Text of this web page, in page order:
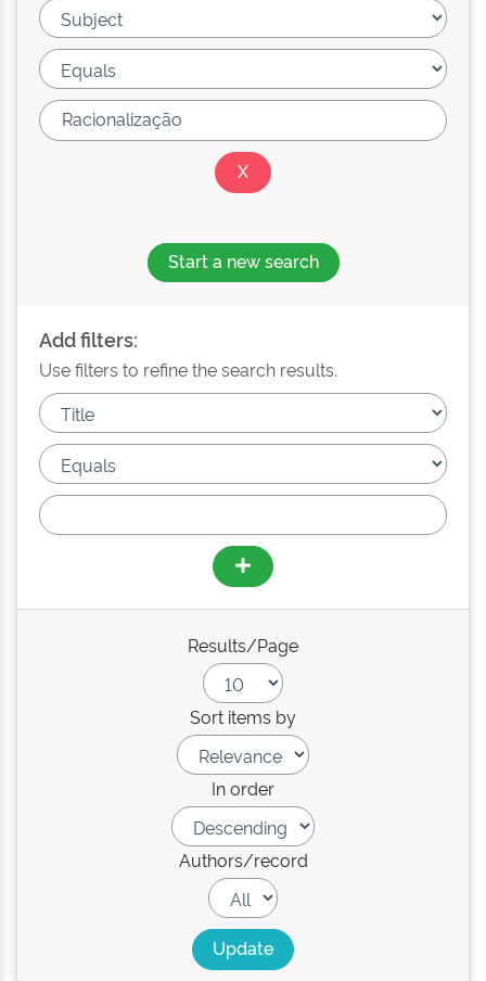
Start a new search
Add filters:
Use filters to refine the search results.
Results/Page
Sort items by
In order
Authors/record